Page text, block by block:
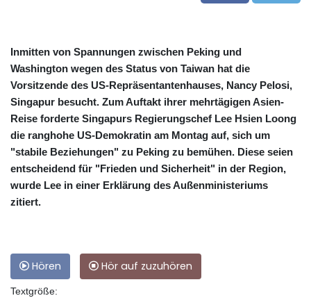
Inmitten von Spannungen zwischen Peking und
Washington wegen des Status von Taiwan hat die
Vorsitzende des US-Repräsentantenhauses, Nancy Pelosi,
Singapur besucht. Zum Auftakt ihrer mehrtägigen Asien-
Reise forderte Singapurs Regierungschef Lee Hsien Loong
die ranghohe US-Demokratin am Montag auf, sich um
"stabile Beziehungen" zu Peking zu bemühen. Diese seien
entscheidend für "Frieden und Sicherheit" in der Region,
wurde Lee in einer Erklärung des Außenministeriums
zitiert.
Hören Hör auf zuzuhören
Textgröße: